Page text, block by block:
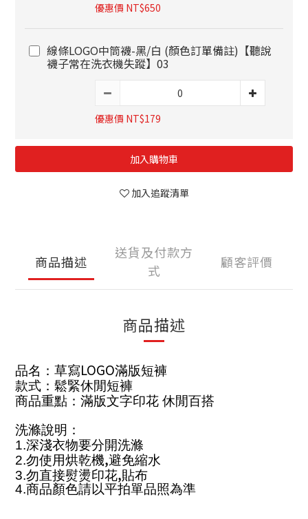
優惠價 NT$650
線條LOGO中筒襪-黑/白 (顏色訂單備註)【聽說
襪子常在洗衣機失蹤】03
優惠價 NT$179
加入購物車
加入追蹤清單
商品描述
送貨及付款方
式
顧客評價
商品描述
品名：草寫LOGO滿版短褲
款式：鬆緊休閒短褲
商品重點：滿版文字印花 休閒百搭
洗滌說明：
1.深淺衣物要分開洗滌
2.勿使用烘乾機,避免縮水
3.勿直接熨燙印花,貼布
4.商品顏色請以平拍單品照為準